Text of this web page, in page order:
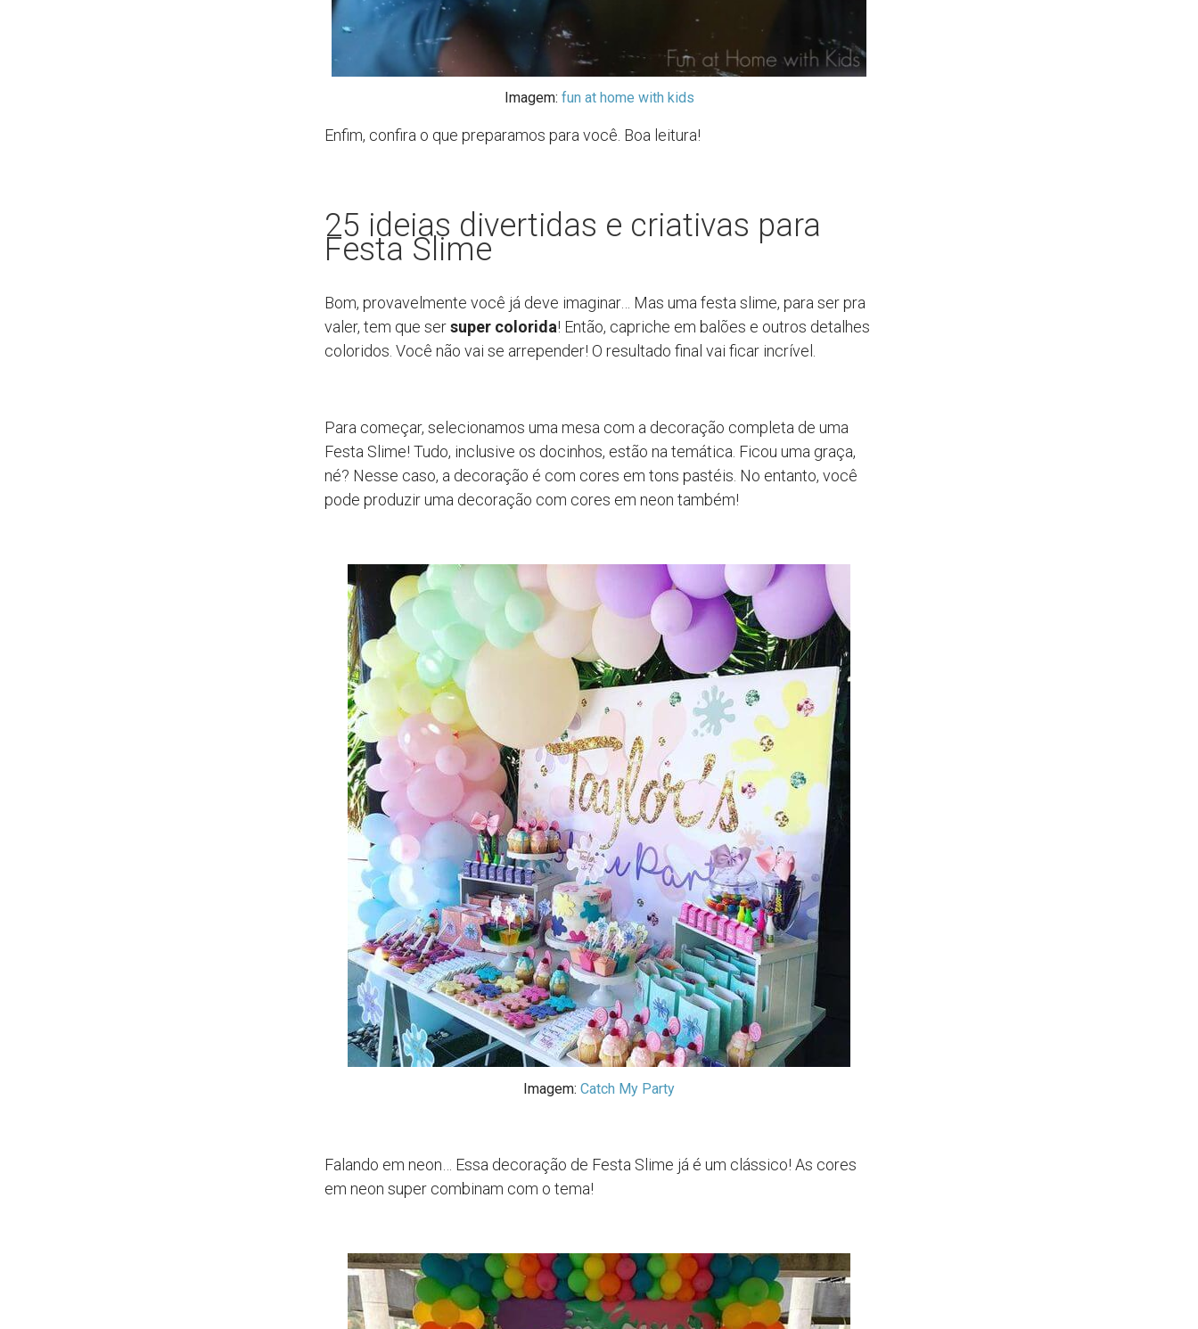
Imagem: fun at home with kids
Enfim, confira o que preparamos para você. Boa leitura!
25 ideias divertidas e criativas para
Festa Slime
Bom, provavelmente você já deve imaginar… Mas uma festa slime, para ser pra
valer, tem que sersuper colorida! Então, capriche em balões e outros detalhes
coloridos. Você não vai se arrepender! O resultado final vai ficar incrível.
Para começar, selecionamos uma mesa com a decoração completa de uma
Festa Slime! Tudo, inclusive os docinhos, estão na temática. Ficou uma graça,
né? Nesse caso, a decoração é com cores em tons pastéis. No entanto, você
pode produzir uma decoração com cores em neon também!
Imagem: Catch My Party
Falando em neon… Essa decoração de Festa Slime já é um clássico! As cores
em neon super combinam com o tema!